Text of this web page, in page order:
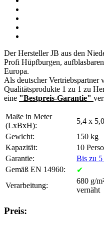
Der Hersteller JB aus den
Profi Hüpfburgen,
Europa.
Als deutscher Vertriebspartner
Qualitätsprodukte 1 zu 1 zu
eine "Bestpreis-Garantie"
Maße in Meter
(LxBxH):
5,4 x
Gewicht:
150 kg
Kapazität:
10
Garantie:
Bis zu 5
Gemäß EN 14960:
✔
Verarbeitung:
680 g/
vernäht
Preis: